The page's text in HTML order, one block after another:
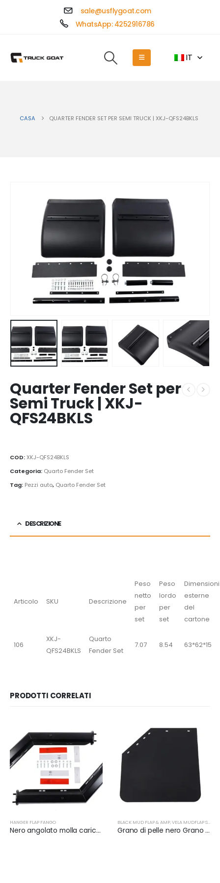
sale@usflygoat.com
WhatsApp: 4252916786
IT
CASA QUARTER FENDER SET PER SEMI TRUCK | XKJ-QFS24BKLS
Quarter Fender Set per
Semi Truck | XKJ-
QFS24BKLS
COD:XKJ-QFS24BKLS
Categoria: Quarto Fender Set
Tag: Pezzi auto, Quarto Fender Set
DESCRIZIONE
Articolo SKU Descrizione
Peso
netto
per
set
Peso
lordo
per
set
Dimensioni
esterne
del
cartone
106
XKJ-
QFS24BKLS
Quarto
Fender Set
7.07 8.54 63*62*15
PRODOTTI CORRELATI
HANGER FLAP FANGO
Nero angolato molla caricato fango flap Hanger Set | XKJ-MFH-01-1/2
BLACK MUD FLAP & AMP; VELA MUDFLAP SUPPORTO
Grano di pelle nero Grano di scanalatura nera Spessore 3mm-7mm